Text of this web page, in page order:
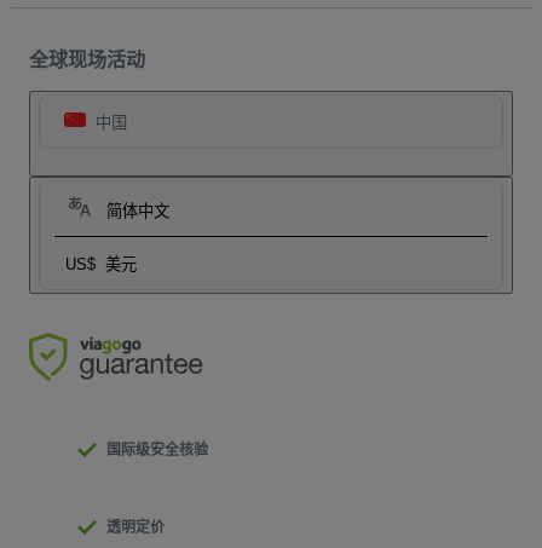
全球现场活动
中国
简体中文
US$ 美元
国际级安全核验
透明定价